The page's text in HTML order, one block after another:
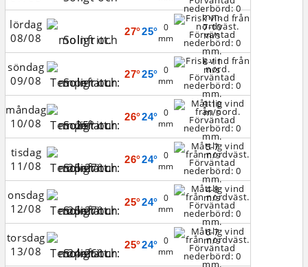
lördag
08/08
söndag
09/08
måndag
10/08
tisdag
11/08
onsdag
12/08
torsdag
13/08
27°
27°
26°
26°
25°
25°
25°
25°
24°
24°
24°
24°
0
mm
0
mm
0
mm
0
mm
0
mm
0
mm
7-10
m/s
8-11
m/s
9-10
m/s
5-7
m/s
4-8
m/s
6-7
m/s